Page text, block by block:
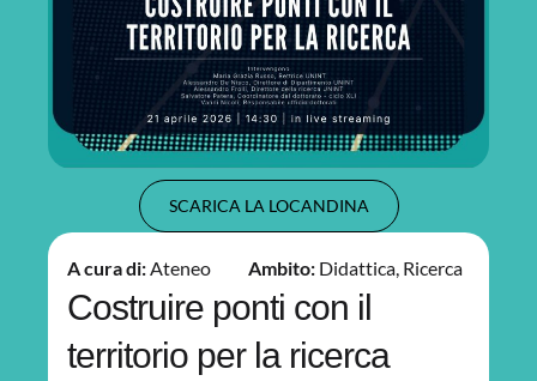
SCARICA LA LOCANDINA
A cura di:Ateneo Ambito: Didattica, Ricerca
Costruire ponti con il
territorio per la ricerca